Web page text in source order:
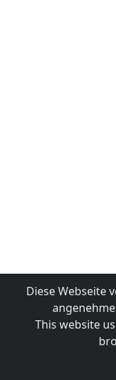
Diese Webseite
This website